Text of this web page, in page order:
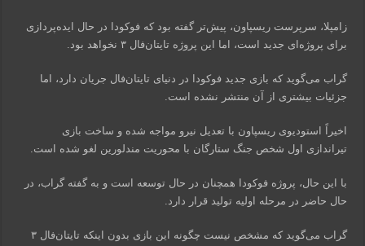
زامپلا، سرپرست ریسپاون، پیش‌تر گفته بود که فوکودا در حال ایده‌پردازی
برای پروژه‌ای جدید است، اما این پروژه تایتان‌فال ۳ نخواهد بود.
گراب می‌گوید که بازی جدید فوکودا در دنیای تایتان‌فال جریان دارد، اما
جزئیات بیشتری از آن منتشر نشده است.
اخیراً استودیوی ریسپاون با تعدیل نیرو مواجه شده و ساخت بازی
تیراندازی اول شخص جنگ ستارگان با محوریت مندلورین لغو شده است.
با این حال، پروژه فوکودا همچنان در حال توسعه است و به گفته گراب، در
حال حاضر در مرحله اولیه تولید قرار دارد.
گراب می‌گوید که مشخص نیست چگونه این بازی بدون اینکه تایتان‌فال ۳